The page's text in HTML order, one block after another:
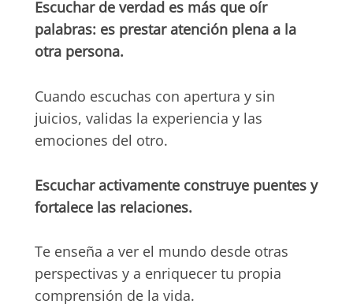
Escuchar de verdad es más que oír
palabras: es prestar atención plena a la
otra persona.
Cuando escuchas con apertura y sin
juicios, validas la experiencia y las
emociones del otro.
Escuchar activamente construye puentes y
fortalece las relaciones.
Te enseña a ver el mundo desde otras
perspectivas y a enriquecer tu propia
comprensión de la vida.